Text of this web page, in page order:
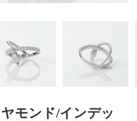
モンド/インデッ